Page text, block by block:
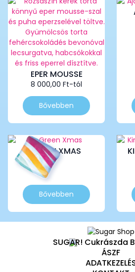
EPER MOUSSE
8 000,00 Ft-tól
Bővebben
Ennek
a
terméknek
variációja
van.
A
változatok
termékoldalon
választhatók
ki
a
GREEN XMAS
Bővebben
Ennek
a
terméknek
több
a
SUGAR! Cukrászda
ÁSZF